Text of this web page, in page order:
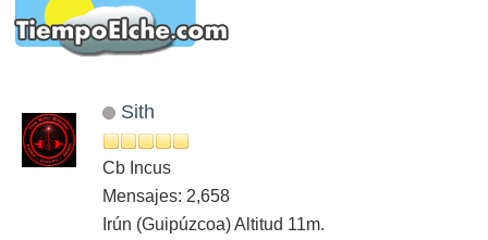
Sith
Cb Incus
Mensajes: 2,658
Irún (Guipúzcoa) Altitud 11m.